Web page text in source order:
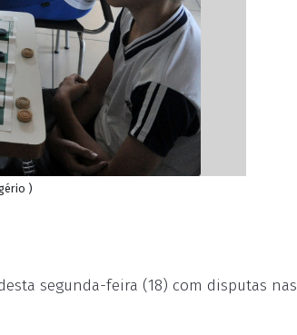
)
segunda-feira (18) com disputas nas